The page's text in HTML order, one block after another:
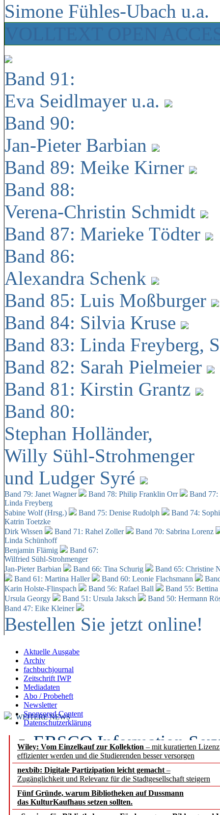
Simone Fühles-Ubach u.a.
Band 91:
Eva Seidlmayer u.a.
Band 90:
Jan-Pieter Barbian
Band 89: Meike Kirner
Band 88:
Verena-Christin Schmidt
Band 87: Marieke Tödter
Band 86:
Alexandra Schenk
Band 85: Luis Moßburger
Band 84: Silvia Kruse
Band 83: Linda Freyberg,
Band 82: Sarah Pielmeier
Band 81: Kirstin Grantz
Band 80:
Stephan Holländer,
Willy Sühl-Strohmenger
und Ludger Syré
Band 79: Janet Wagner Band 78: Philip Franklin Orr
Band
Linda Freyberg
Sabine Wolf (Hrsg.)
Band 75: Denise Rudolph
Band 74:
Katrin Toetzke
Dirk Wissen
Band 71: Rahel Zoller
Band 70: Sabrina Lorenz
Linda Schünhoff
Benjamin Flämig
Band 67:
Wilfried Sühl-Strohmenger
Jan-Pieter Barbian
Band 66: Tina Schurig
Band 65: Christine
Band 61: Martina Haller
Band 60: Leonie Flachsmann
Karin Holste-Flinspach
Band 56: Rafael Ball
Band 55:
Ursula Georgy
Band 51: Ursula Jaksch Band 50: Hermann
Band 47: Eike Kleiner
Bestellen Sie jetzt online!
Aktuelle Ausgabe
Archiv
fachbuchjournal
Zeitschrift IWP
Mediadaten
Abo / Probeheft
Newsletter
Sponsored Content
Datenschutzerklärung
Wiley: Vom Einzelkauf zur Kollektion – mit kuratierten
effizienter werden und die Studierenden besser versorgen
nexbib: Digitale Partizipation leicht gemacht –
Zugänglichkeit und Relevanz für die Stadtgesellschaft steigern
Fünf Gründe, warum Bibliotheken auf Dussmann
das KulturKaufhaus setzen sollten.
WEITERE NEWS
EBSCO Information
Recherchefunktionen in
Sorbisches Institut neu
Geschichte und